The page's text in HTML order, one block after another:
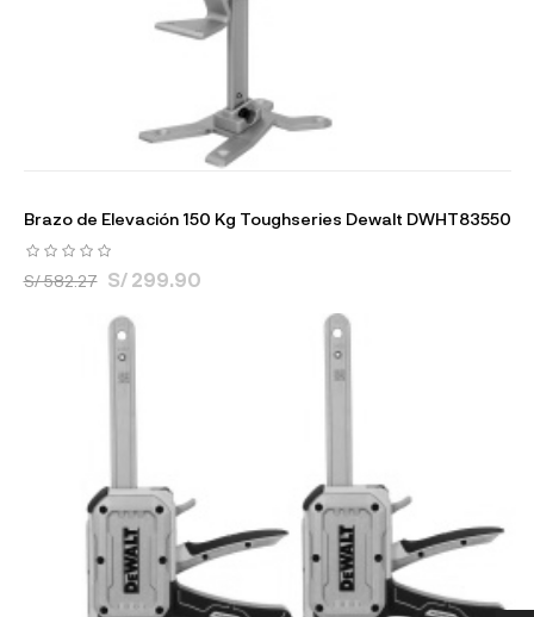
Brazo de Elevación 150 Kg Toughseries Dewalt DWHT83550
S/ 582.27 S/ 299.90